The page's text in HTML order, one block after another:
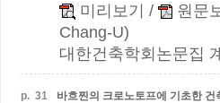
미리보기 / 원문
Chang-U)
대한건축학회논문집
p. 31 바흐찐의 크로노토프에 기초한 건